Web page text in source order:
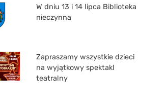
W dniu 13 i 14 lipca Biblioteka
nieczynna
Zapraszamy wszystkie dzieci
na wyjątkowy spektakl
teatralny